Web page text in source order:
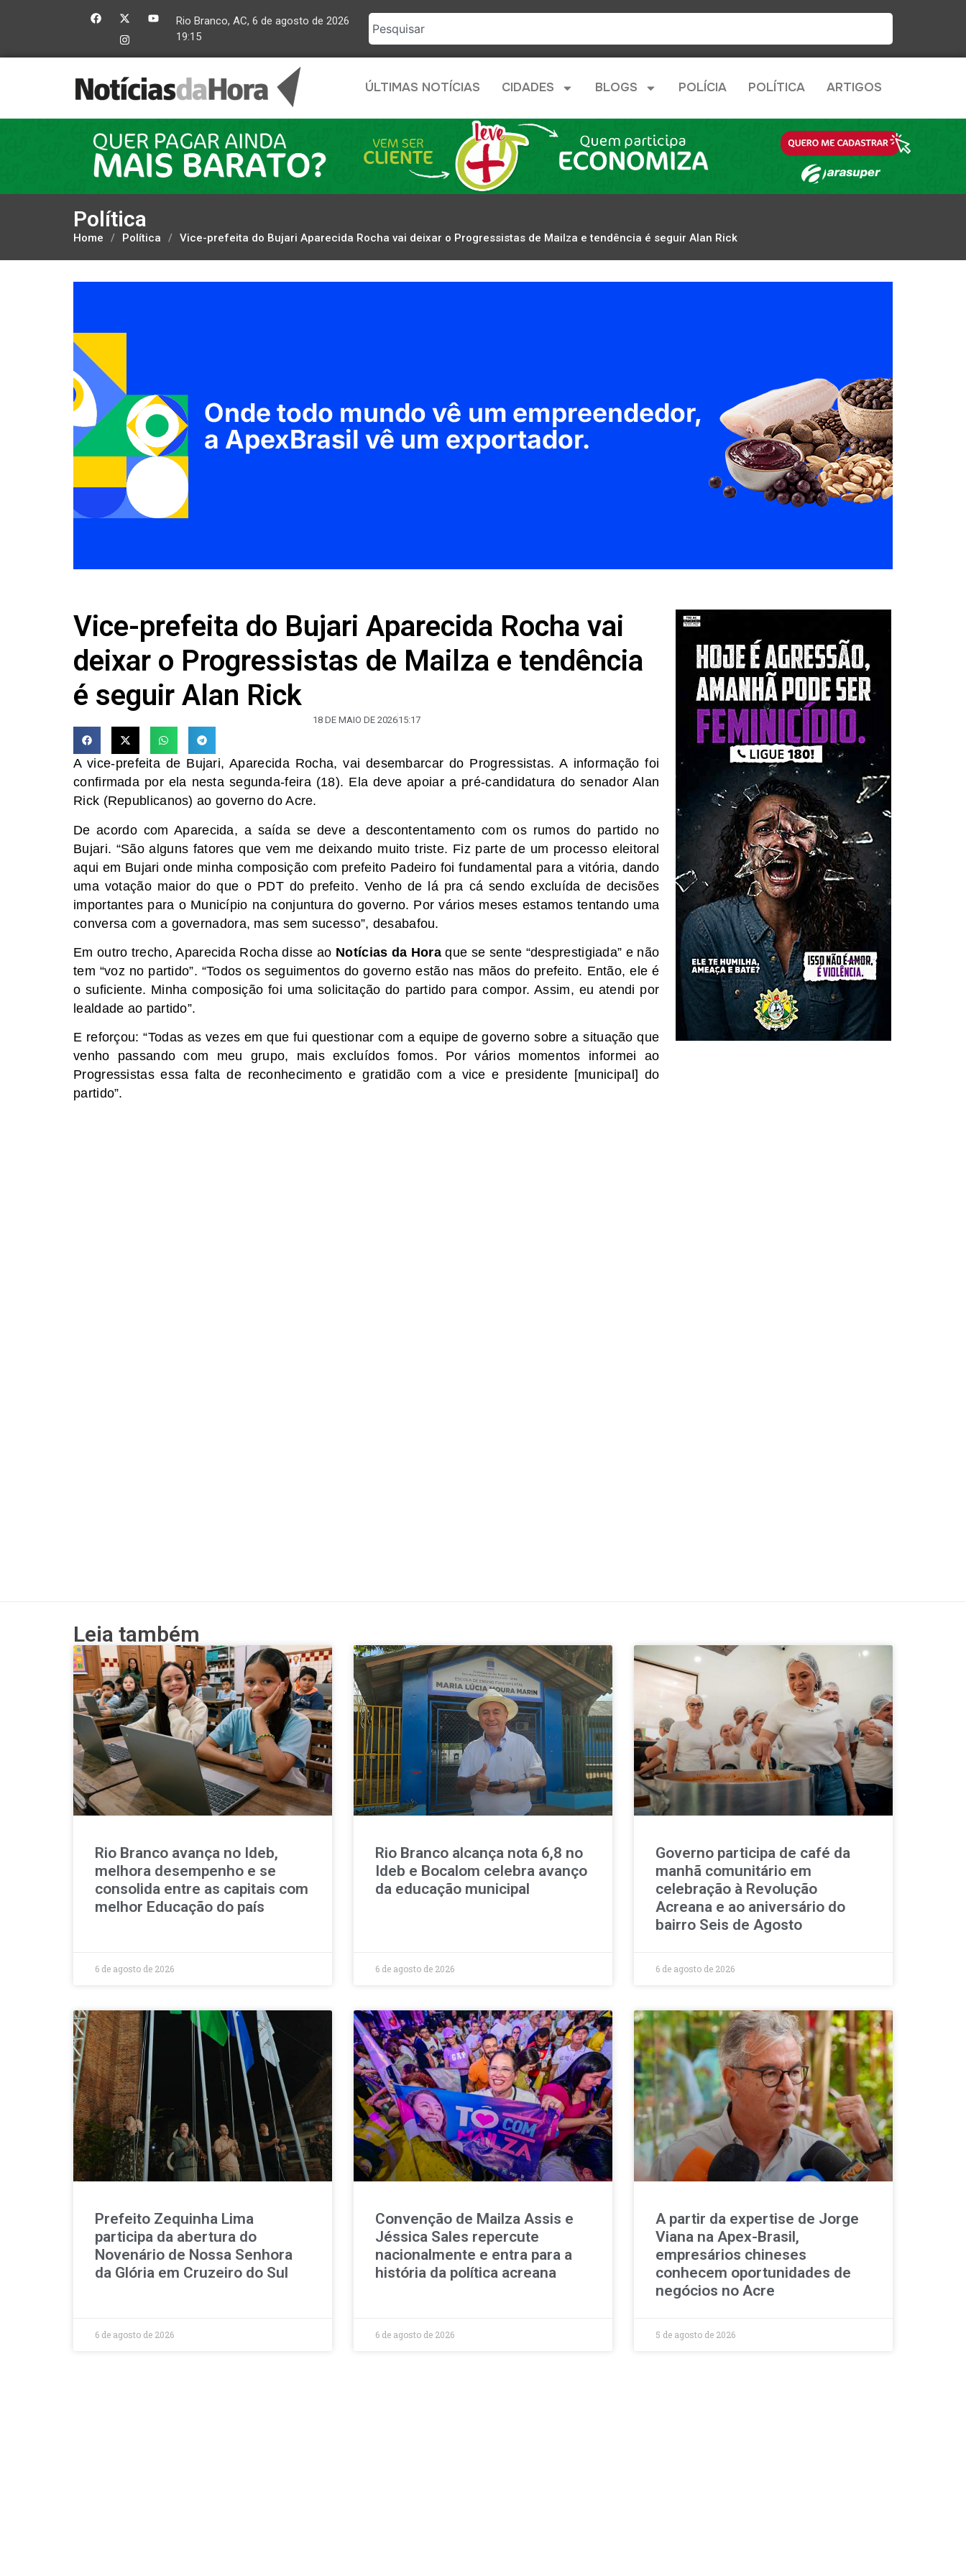
Rio Branco, AC, 6 de agosto de 2026
19:15
ÚLTIMAS NOTÍCIAS CIDADES BLOGS POLÍCIA POLÍTICA ARTIGOS
Política
Home / Política / Vice-prefeita do Bujari Aparecida Rocha vai deixar o Progressistas de Mailza e tendência é seguir Alan Rick
Vice-prefeita do Bujari Aparecida Rocha vai
deixar o Progressistas de Mailza e tendência
é seguir Alan Rick
18 DE MAIO DE 202615:17
A vice-prefeita de Bujari, Aparecida Rocha, vai desembarcar do Progressistas. A informação foi
confirmada por ela nesta segunda-feira (18). Ela deve apoiar a pré-candidatura do senador Alan
Rick (Republicanos) ao governo do Acre.
De acordo com Aparecida, a saída se deve a descontentamento com os rumos do partido no
Bujari. “São alguns fatores que vem me deixando muito triste. Fiz parte de um processo eleitoral
aqui em Bujari onde minha composição com prefeito Padeiro foi fundamental para a vitória, dando
uma votação maior do que o PDT do prefeito. Venho de lá pra cá sendo excluída de decisões
importantes para o Município na conjuntura do governo. Por vários meses estamos tentando uma
conversa com a governadora, mas sem sucesso”, desabafou.
Em outro trecho, Aparecida Rocha disse ao Notícias da Hora que se sente “desprestigiada” e não
tem “voz no partido”. “Todos os seguimentos do governo estão nas mãos do prefeito. Então, ele é
o suficiente. Minha composição foi uma solicitação do partido para compor. Assim, eu atendi por
lealdade ao partido”.
E reforçou: “Todas as vezes em que fui questionar com a equipe de governo sobre a situação que
venho passando com meu grupo, mais excluídos fomos. Por vários momentos informei ao
Progressistas essa falta de reconhecimento e gratidão com a vice e presidente [municipal] do
partido”.
Leia também
Rio Branco avança no Ideb,
melhora desempenho e se
consolida entre as capitais com
melhor Educação do país
6 de agosto de 2026
Rio Branco alcança nota 6,8 no
Ideb e Bocalom celebra avanço
da educação municipal
6 de agosto de 2026
Governo participa de café da
manhã comunitário em
celebração à Revolução
Acreana e ao aniversário do
bairro Seis de Agosto
6 de agosto de 2026
Prefeito Zequinha Lima
participa da abertura do
Novenário de Nossa Senhora
da Glória em Cruzeiro do Sul
6 de agosto de 2026
Convenção de Mailza Assis e
Jéssica Sales repercute
nacionalmente e entra para a
história da política acreana
6 de agosto de 2026
A partir da expertise de Jorge
Viana na Apex-Brasil,
empresários chineses
conhecem oportunidades de
negócios no Acre
5 de agosto de 2026